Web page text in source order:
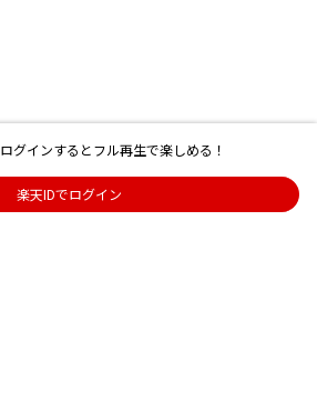
ログインするとフル再生で楽しめる！
楽天IDでログイン